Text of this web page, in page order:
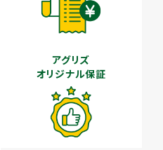
アグリズ
オリジナル保証